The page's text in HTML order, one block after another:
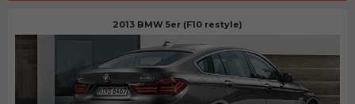
2013 BMW 5er (F10 restyle)